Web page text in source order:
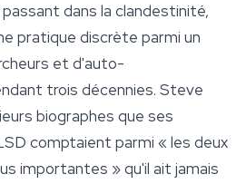
dans la clandestinité,
pratique discrète parmi un
et d'auto-
trois décennies. Steve
biographes que ses
comptaient parmi « les deux
importantes » qu'il ait jamais